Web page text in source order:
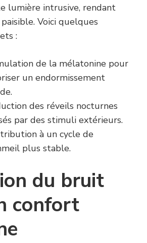
lumière intrusive, rendant
Voici quelques
:
de la mélatonine pour
un endormissement
des réveils nocturnes
par des stimuli extérieurs.
à un cycle de
plus stable.
du bruit
confort